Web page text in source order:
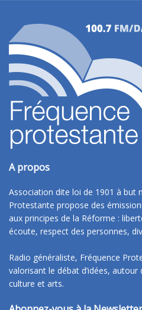
A propos
Association dite loi de 1901 à but
Protestante propose des
aux principes de la Réforme :
écoute, respect des personnes,
Radio généraliste, Fréquence
valorisant le débat d’idées,
culture et arts.